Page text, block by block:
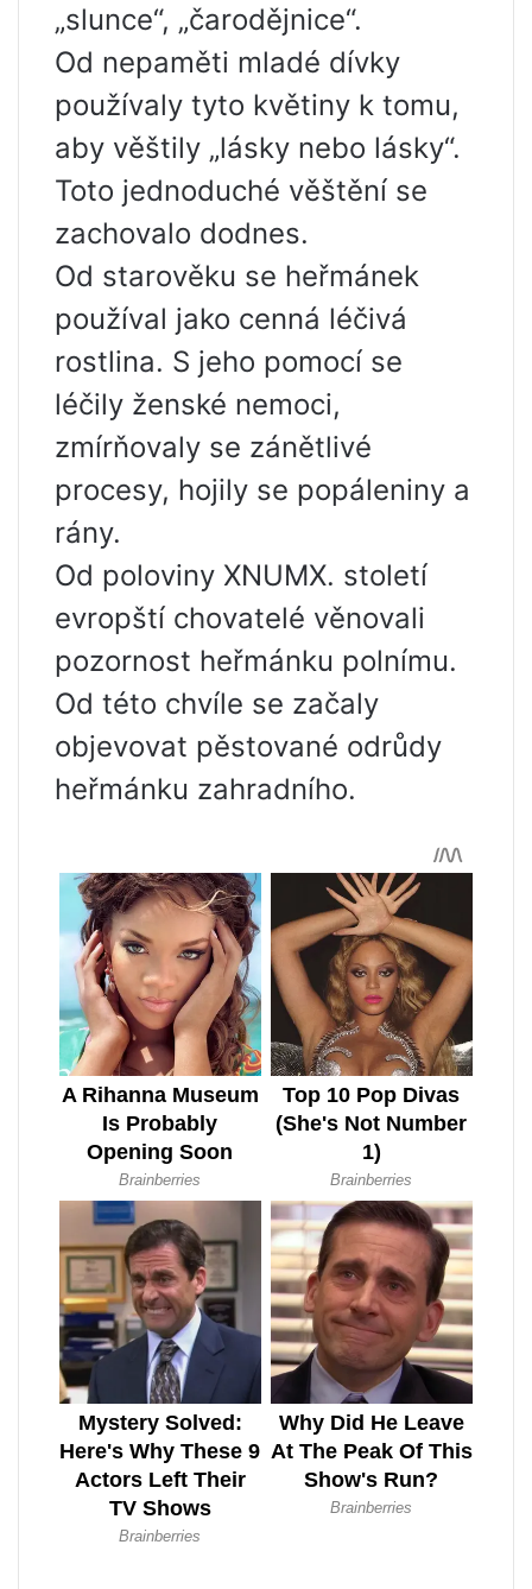
„slunce“, „čarodějnice“.
Od nepaměti mladé dívky
používaly tyto květiny k tomu,
aby věštily „lásky nebo lásky“.
Toto jednoduché věštění se
zachovalo dodnes.
Od starověku se heřmánek
používal jako cenná léčivá
rostlina. S jeho pomocí se
léčily ženské nemoci,
zmírňovaly se zánětlivé
procesy, hojily se popáleniny a
rány.
Od poloviny XNUMX. století
evropští chovatelé věnovali
pozornost heřmánku polnímu.
Od této chvíle se začaly
objevovat pěstované odrůdy
heřmánku zahradního.